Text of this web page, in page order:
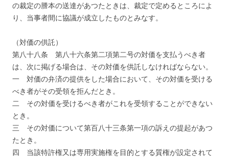
の裁定の謄本の送達があつたときは、裁定で定めるところによ
り、当事者間に協議が成立したものとみなす。
（対価の供託）
第八十八条 第八十六条第二項第二号の対価を支払うべき者
は、次に掲げる場合は、その対価を供託しなければならない。
一 対価の弁済の提供をした場合において、その対価を受ける
べき者がその受領を拒んだとき。
二 その対価を受けるべき者がこれを受領することができない
とき。
三 その対価について第百八十三条第一項の訴えの提起があつ
たとき。
四 当該特許権又は専用実施権を目的とする質権が設定されて